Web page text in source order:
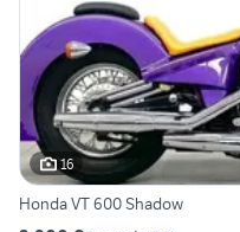
16
Honda VT 600 Shadow